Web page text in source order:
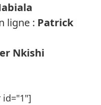
ligne : Patrick
Nkishi
id="1"]